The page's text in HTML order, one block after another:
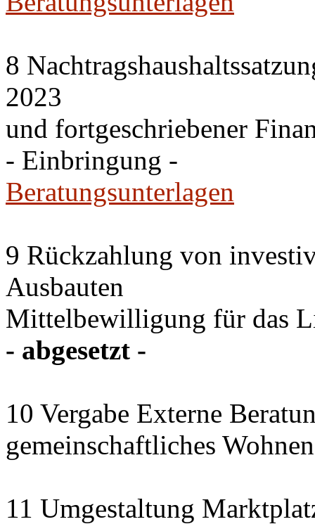
8
2023
und fortgeschriebener
- Einbringung -
Beratungsunterlagen
9 Rückzahlung von
Ausbauten
Mittelbewilligung für das
- abgesetzt -
10 Vergabe Externe
gemeinschaftliches Wohnen
11 Umgestaltung